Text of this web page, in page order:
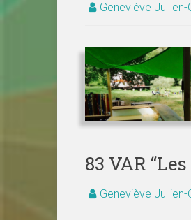
Geneviève
83 VAR
Geneviève